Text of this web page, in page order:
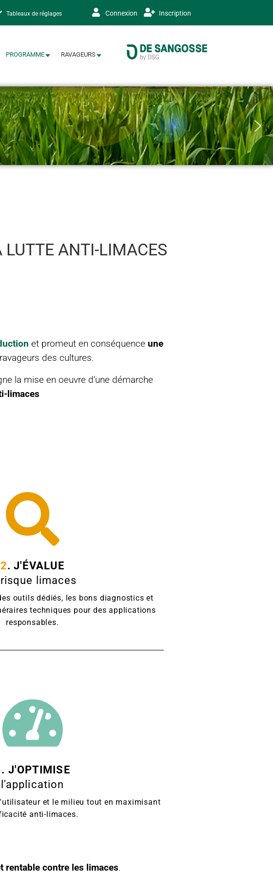
Tableaux de réglages Connexion Inscription
PROGRAMME RAVAGEURS
LUTTE ANTI-LIMACES
et promeut en conséquence une
des cultures.
la mise en oeuvre d’une démarche
limaces
2. J'ÉVALUE
risque limaces
outils dédiés, les bons diagnostics et
techniques pour des applications
responsables.
. J'OPTIMISE
l'application
et le milieu tout en maximisant
anti-limaces.
rentable contre les limaces.